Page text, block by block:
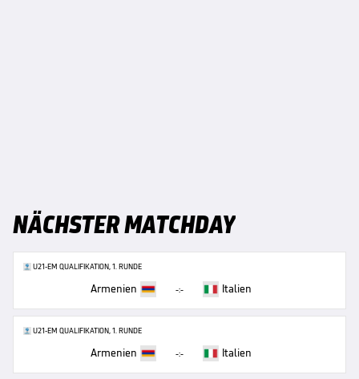
NÄCHSTER MATCHDAY
U21-EM QUALIFIKATION, 1. RUNDE
Armenien -:- Italien
U21-EM QUALIFIKATION, 1. RUNDE
Armenien -:- Italien